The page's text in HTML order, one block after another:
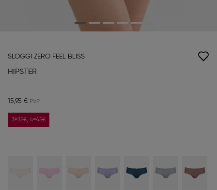
SLOGGI ZERO FEEL BLISS
HIPSTER
15,95 €
3=35€, 4=45€